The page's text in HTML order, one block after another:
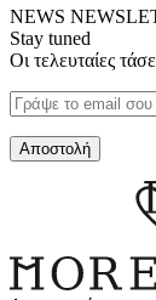
NEWS
Stay tuned
Οι τελευταίες